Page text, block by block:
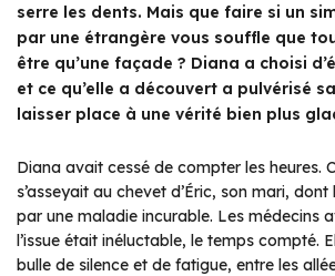
serre les dents. Mais que faire si un
par une étrangère vous souffle que
être qu’une façade ? Diana a choisi
et ce qu’elle a découvert a pulvérisé
laisser place à une vérité bien plus
Diana avait cessé de compter les heures.
s’asseyait au chevet d’Éric, son mari,
par une maladie incurable. Les médecins
l’issue était inéluctable, le temps compté.
bulle de silence et de fatigue, entre les